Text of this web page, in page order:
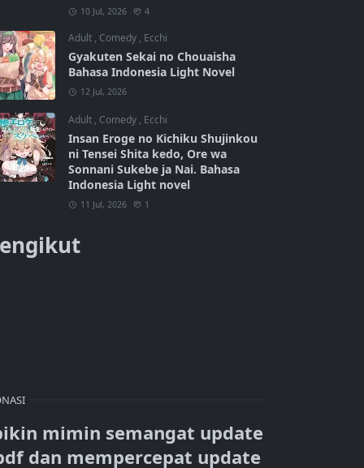
10 Jul, 2026 4
Adult , Comedy , Ecchi
Gyakuten Sekai no Chouaisha
Bahasa Indonesia Light Novel
12 Jul, 2026
Adult , Comedy , Ecchi
Insan Eroge no Kichiku Shujinkou
ni Tensei Shita kedo, Ore wa
Sonnani Sukebe ja Nai. Bahasa
Indonesia Light novel
11 Jul, 2026 1
mimin semangat update
dan mempercepat update